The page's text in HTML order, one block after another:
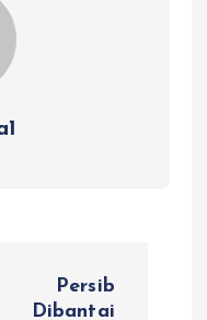
Persib
Dibantai